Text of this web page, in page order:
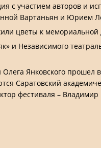
с участием авторов и
Вартаньян и Юрием
цветы к мемориальной
и Независимого
Янковского
Саратовский
фестиваля –